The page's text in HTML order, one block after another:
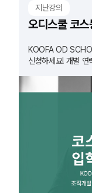
지난강의
오디스쿨 코
KOOFA OD
신청하세요! 개별